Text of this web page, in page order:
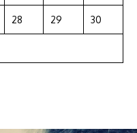
28 29 30